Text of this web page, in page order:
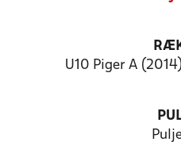
U10 Piger A